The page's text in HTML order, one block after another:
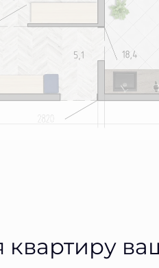
квартиру